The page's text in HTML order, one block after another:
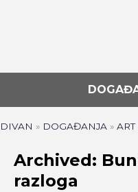
DIVAN » DOGAĐANJA »
Archived:
razloga